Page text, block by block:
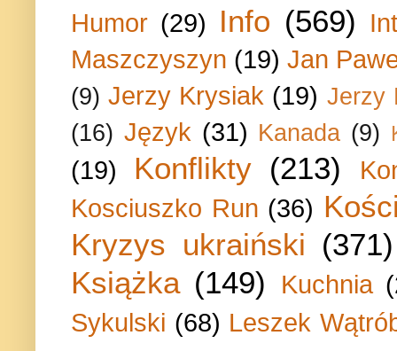
Humor (29) Info (569)
Maszczyszyn (19) Jan
(9) Jerzy Krysiak (19) Jerzy
(16) Język (31) Kanada (9)
(19) Konflikty (213)
Kosciuszko Run (36)
Kryzys ukraiński (371)
Książka (149) Kuchnia
Sykulski (68) Leszek